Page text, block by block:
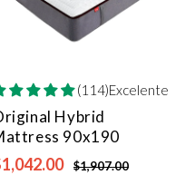
(114)Excelente
Hybrid
90x190
$1,907.00